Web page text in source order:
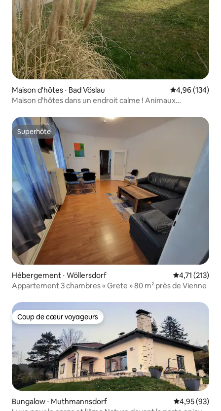
Maison d'hôtes ⋅ Bad Vöslau Évaluation
4,96 (134)
Maison d'hôtes dans un endroit calme ! Animaux
Superhôte
Superhôte
Hébergement ⋅ Wöllersdorf Évaluation
4,71 (213)
Appartement 3 chambres « Grete » 80 m² près de Vienne
Coup de cœur voyageurs
Coup de cœur voyageurs
Bungalow ⋅ Muthmannsdorf Évaluation
4,95 (93)